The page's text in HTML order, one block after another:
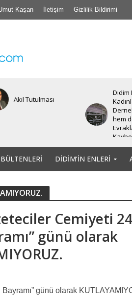
Kaşan İletişim Gizlilik Bildirimi
Akıl Tutulması
Didim
hem
DIDIM’IN ENLERI
Cemiyeti
günü olarak
Bayramı” günü olarak